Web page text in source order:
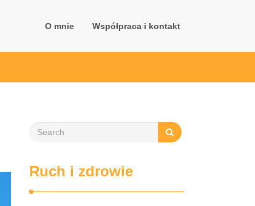
O mnie Współpraca i kontakt
Ruch i zdrowie